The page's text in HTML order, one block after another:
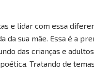
e lidar com essa
da sua mãe. Essa é a
das crianças e
Tratando de